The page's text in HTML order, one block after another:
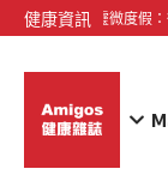
Skip to content
健康資訊
《大嶼山心靈微度假：